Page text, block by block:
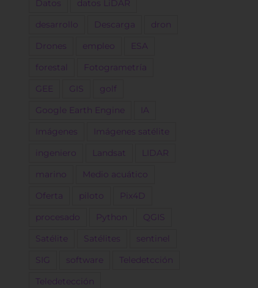
Datos datos LiDAR
desarrollo Descarga dron
Drones empleo ESA
forestal Fotogrametría
GEE GIS golf
Google Earth Engine IA
Imágenes Imágenes satélite
ingeniero Landsat LIDAR
marino Medio acuático
Oferta piloto Pix4D
procesado Python QGIS
Satélite Satélites sentinel
SIG software Teledetcción
Teledetección